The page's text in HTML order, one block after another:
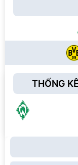
THỐNG